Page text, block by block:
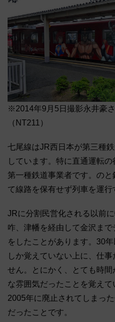
※2014年9月5日撮影永井豪
（NT211）
七尾線はJR西日本が第三種
しています。特に直通運転
第一種鉄道事業者です。の
て線路を保有せず列車を運行
JRに分割民営化される以前
咋、津幡を経由して金沢ま
をしたことがあります。30
しか覚えていない上に、仕
せん。とにかく、とても時
な雰囲気だったことを覚え
2005年に廃止されてしまっ
だったことです。